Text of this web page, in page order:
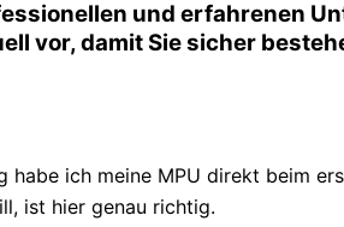
und erfahrenen
vor, damit Sie sicher
habe ich meine MPU direkt beim
ist hier genau richtig.